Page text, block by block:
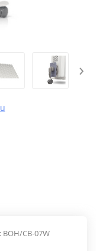
›
BOH/CB-07W